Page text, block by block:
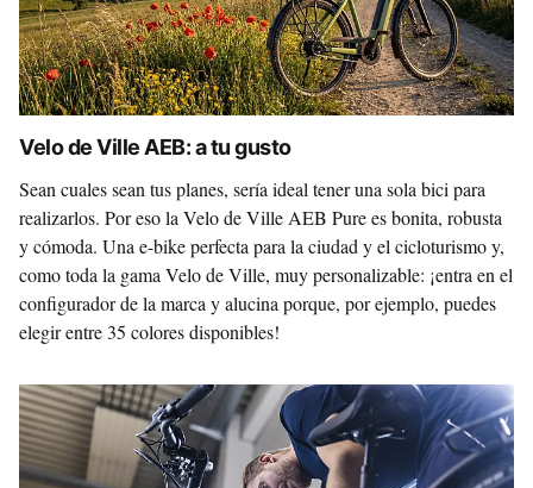
Velo de Ville AEB: a tu gusto
Sean cuales sean tus planes, sería ideal tener una sola bici para
realizarlos. Por eso la Velo de Ville AEB Pure es bonita, robusta
y cómoda. Una e-bike perfecta para la ciudad y el cicloturismo y,
como toda la gama Velo de Ville, muy personalizable: ¡entra en el
configurador de la marca y alucina porque, por ejemplo, puedes
elegir entre 35 colores disponibles!